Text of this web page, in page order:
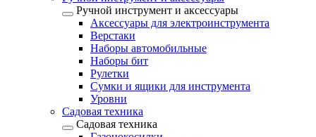
Ручной инструмент и аксессуары
Аксессуары для электроинструмента
Верстаки
Наборы автомобильные
Наборы бит
Рулетки
Сумки и ящики для инструмента
Уровни
Садовая техника
Садовая техника